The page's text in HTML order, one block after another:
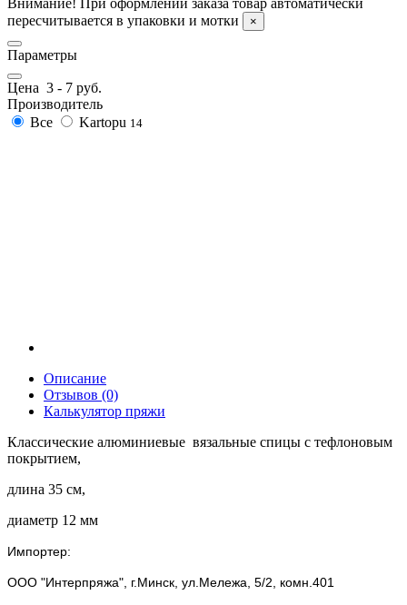
Внимание! При оформлении заказа товар автоматически
пересчитывается в упаковки и мотки
×
Параметры
Цена 3 - 7 руб.
Производитель
Все
Kartopu 14
Описание
Отзывов (0)
Калькулятор пряжи
Классические алюминиевые вязальные спицы с тефлоновым
покрытием,
длина 35 см,
диаметр 12 мм
Импортер:
ООО "Интерпряжа", г.Минск, ул.Мележа, 5/2, комн.401